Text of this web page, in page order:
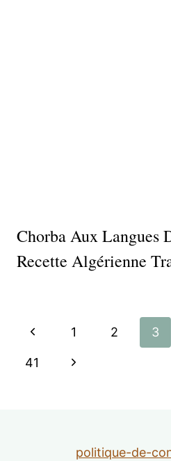
Chorba Aux Langues
Recette Algérienne
Navigation
de
Page
précédente
1 2 3
41
Page
politique-de-